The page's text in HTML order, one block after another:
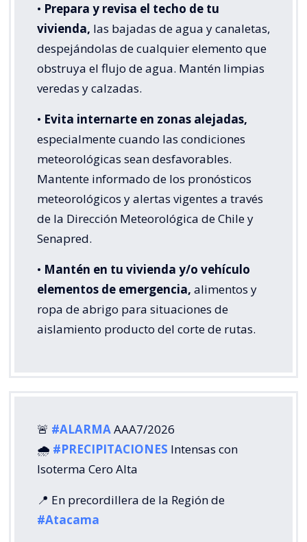
• Prepara y revisa el techo de tu
vivienda, las bajadas de agua y canaletas,
despejándolas de cualquier elemento que
obstruya el flujo de agua. Mantén limpias
veredas y calzadas.
• Evita internarte en zonas alejadas,
especialmente cuando las condiciones
meteorológicas sean desfavorables.
Mantente informado de los pronósticos
meteorológicos y alertas vigentes a través
de la Dirección Meteorológica de Chile y
Senapred.
• Mantén en tu vivienda y/o vehículo
elementos de emergencia, alimentos y
ropa de abrigo para situaciones de
aislamiento producto del corte de rutas.
🚨 #ALARMAAAA7/2026
🌧️ #PRECIPITACIONES Intensas con
Isoterma Cero Alta
📍 En precordillera de la Región de
#Atacama